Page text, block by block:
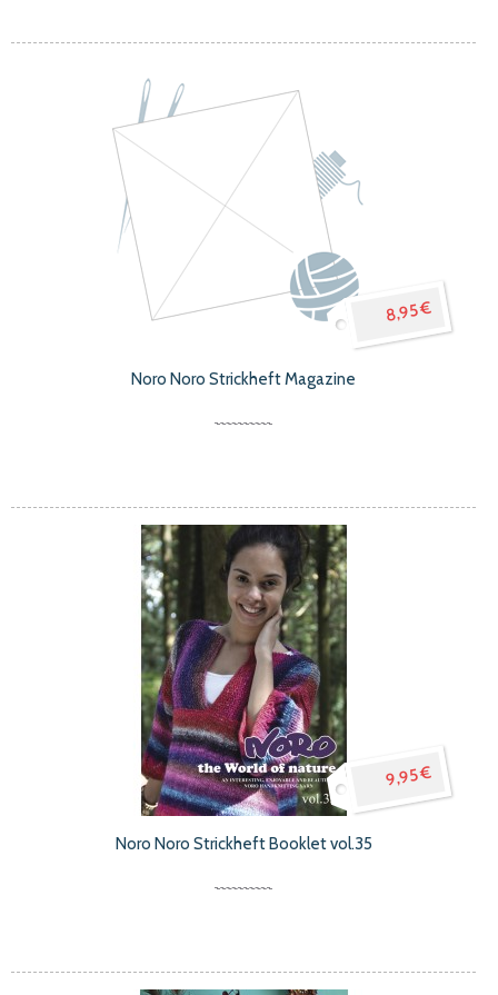
8,95 €
Noro Noro Strickheft Magazine
9,95 €
Noro Noro Strickheft Booklet vol.35